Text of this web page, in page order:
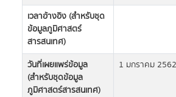
เวลาอ้างอิง (สำหรับชุด
ข้อมูลภูมิศาสตร์
สารสนเทศ)
วันที่เผยแพร่ข้อมูล
(สำหรับชุดข้อมูล
ภูมิศาสตร์สารสนเทศ)
1 มกราคม 2562